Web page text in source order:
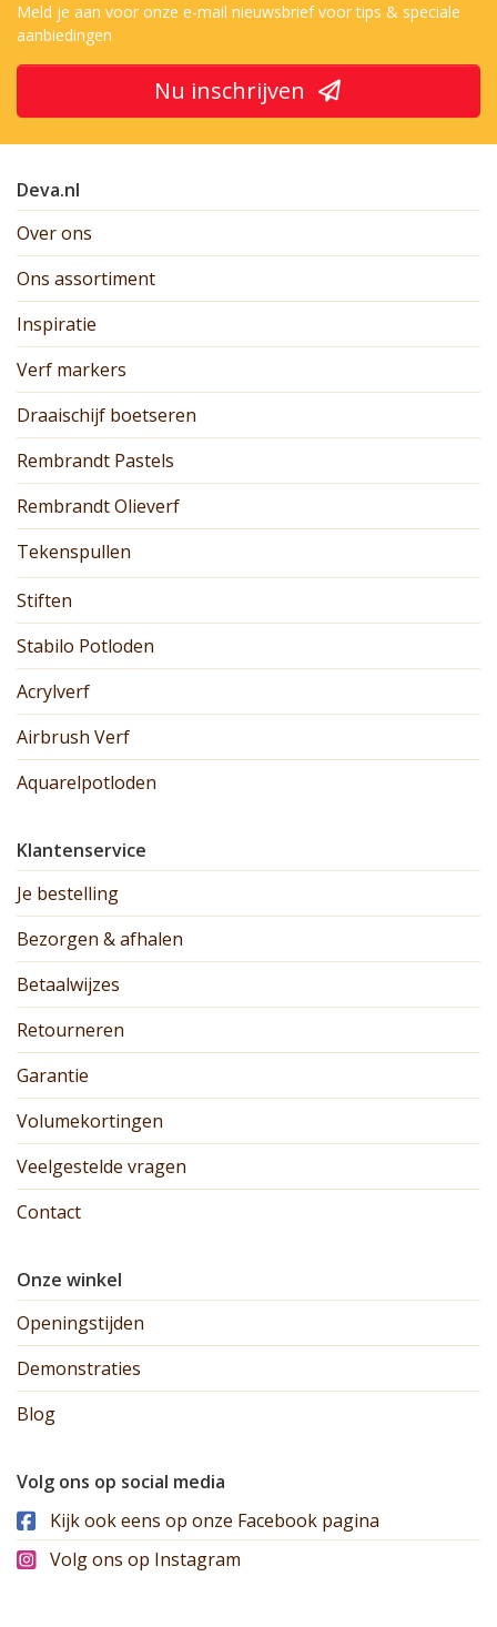
Meld je aan voor onze e-mail nieuwsbrief voor tips & speciale
aanbiedingen
Nu inschrijven
Deva.nl
Over ons
Ons assortiment
Inspiratie
Verf markers
Draaischijf boetseren
Rembrandt Pastels
Rembrandt Olieverf
Tekenspullen
Stiften
Stabilo Potloden
Acrylverf
Airbrush Verf
Aquarelpotloden
Klantenservice
Je bestelling
Bezorgen & afhalen
Betaalwijzes
Retourneren
Garantie
Volumekortingen
Veelgestelde vragen
Contact
Onze winkel
Openingstijden
Demonstraties
Blog
Volg ons op social media
Kijk ook eens op onze Facebook pagina
Volg ons op Instagram